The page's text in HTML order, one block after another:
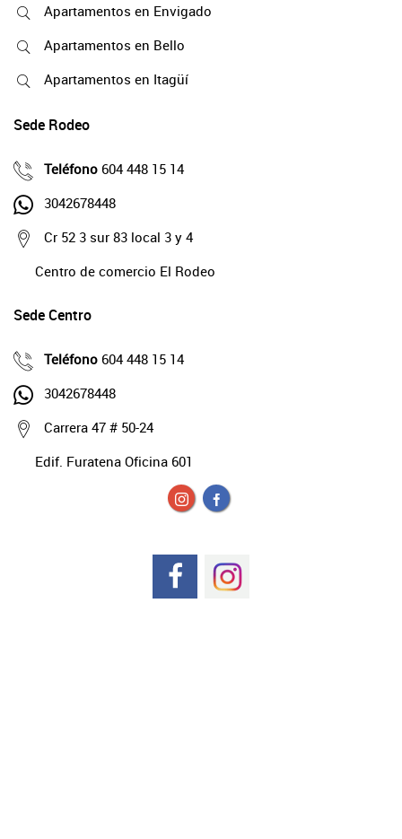
Apartamentos en Envigado
Apartamentos en Bello
Apartamentos en Itagüí
Sede Rodeo
Teléfono 604 448 15 14
3042678448
Cr 52 3 sur 83 local 3 y 4
Centro de comercio El Rodeo
Sede Centro
Teléfono 604 448 15 14
3042678448
Carrera 47 # 50-24
Edif. Furatena Oficina 601